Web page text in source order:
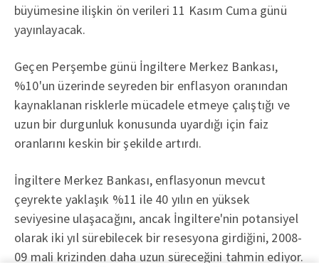
büyümesine ilişkin ön verileri 11 Kasım Cuma günü
yayınlayacak.
Geçen Perşembe günü İngiltere Merkez Bankası,
%10'un üzerinde seyreden bir enflasyon oranından
kaynaklanan risklerle mücadele etmeye çalıştığı ve
uzun bir durgunluk konusunda uyardığı için faiz
oranlarını keskin bir şekilde artırdı.
İngiltere Merkez Bankası, enflasyonun mevcut
çeyrekte yaklaşık %11 ile 40 yılın en yüksek
seviyesine ulaşacağını, ancak İngiltere'nin potansiyel
olarak iki yıl sürebilecek bir resesyona girdiğini, 2008-
09 mali krizinden daha uzun süreceğini tahmin ediyor.